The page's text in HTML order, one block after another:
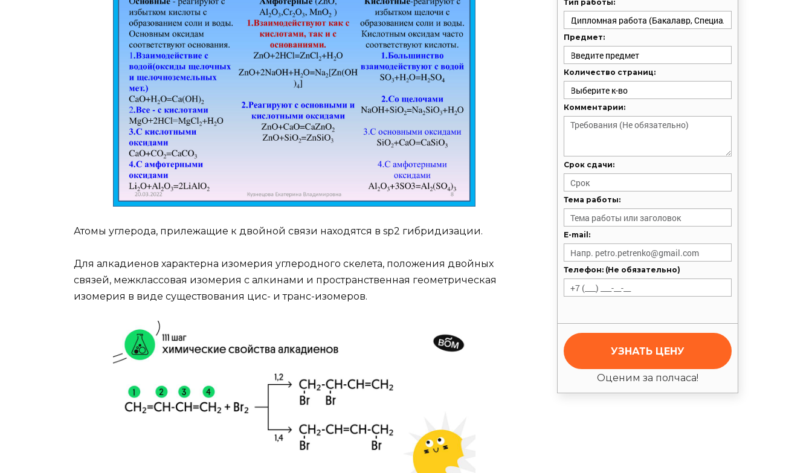
Атомы углерода, прилежащие к двойной связи находятся в sp2 гибридизации.
Для алкадиенов характерна изомерия углеродного скелета, положения двойных
связей, межклассовая изомерия с алкинами и пространственная геометрическая
изомерия в виде существования цис- и транс-изомеров.
Тип работы:
Предмет:
Количество страниц:
Комментарии:
Срок сдачи:
Тема работы:
E-mail:
Телефон: (Не обязательно)
УЗНАТЬ ЦЕНУ
Оценим за полчаса!